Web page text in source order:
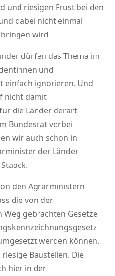
und riesigen Frust bei den
dabei nicht einmal
wird.
dürfen das Thema im
und
einfach ignorieren. Und
nicht damit
die Länder derart
Bundesrat vorbei
wir auch schon in
der Länder
den Agrarministern
die von der
gebrachten Gesetze
werden können.
Baustellen. Die
hier in der